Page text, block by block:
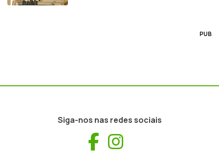
PUB
Siga-nos nas redes sociais
Facebook